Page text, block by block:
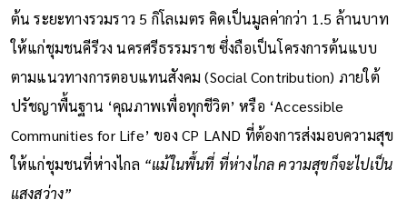
ต้น ระยะทางรวมราว 5 กิโลเมตร คิดเป็นมูลค่ากว่า 1.5 ล้านบาท
ให้แก่ชุมชนคีรีวง นครศรีธรรมราช ซึ่งถือเป็นโครงการต้นแบบ
ตามแนวทางการตอบแทนสังคม (Social Contribution) ภายใต้
ปรัชญาพื้นฐาน ‘คุณภาพเพื่อทุกชีวิต’ หรือ ‘Accessible
Communities for Life’ ของ CP LAND ที่ต้องการส่งมอบความสุข
ให้แก่ชุมชนที่ห่างไกล “แม้ในพื้นที่ ที่ห่างไกล ความสุขก็จะไปเป็น
แสงสว่าง”